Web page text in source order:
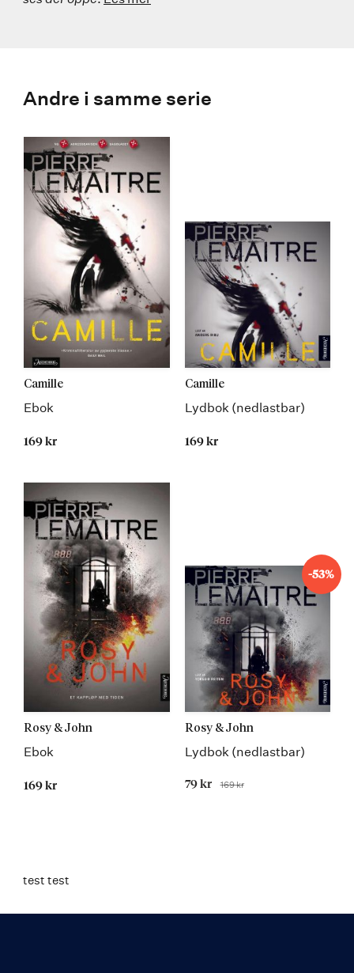
Andre i samme serie
Camille
Ebok
169 kr
Camille
Lydbok (nedlastbar)
169 kr
Rosy & John
Ebok
169 kr
-53%
Rosy & John
Lydbok (nedlastbar)
Tilbudspris
79 kr Før
169 kr
test test